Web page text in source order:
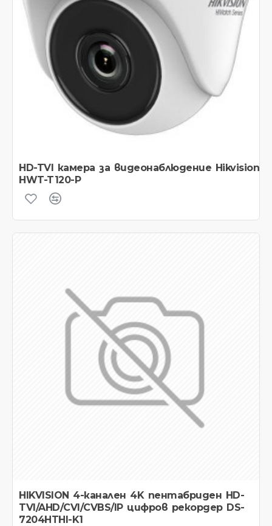
HD-TVI камера за видеонаблюдение Hikvision
HWT-T120-P
HIKVISION 4-канален 4K пентабриден HD-
TVI/AHD/CVI/CVBS/IP цифров рекордер DS-
7204HTHI-K1